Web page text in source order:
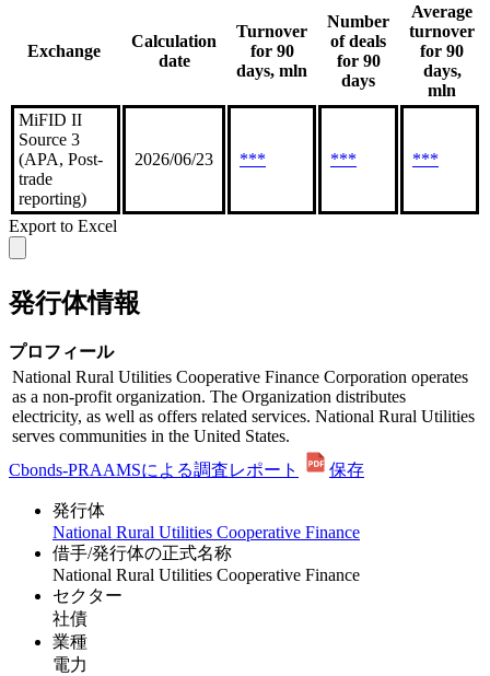
Exchange
Calculation
date
Turnover
for 90
days, mln
Number
of deals
for 90
days
Average
turnover
for 90
days,
mln
MiFID II
Source 3
(APA, Post-
trade
reporting)
2026/06/23 *** *** ***
Export to Excel
発行体情報
プロフィール
National Rural Utilities Cooperative Finance Corporation operates
as a non-profit organization. The Organization distributes
electricity, as well as offers related services. National Rural Utilities
serves communities in the United States.
Cbonds-PRAAMSによる調査レポート
保存
発行体
National Rural Utilities Cooperative Finance
借手/発行体の正式名称
National Rural Utilities Cooperative Finance
セクター
社債
業種
電力